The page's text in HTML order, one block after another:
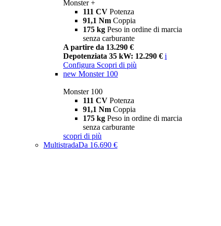
Monster +
111 CV Potenza
91,1 Nm Coppia
175 kg Peso in ordine di marcia
senza carburante
A partire da 13.290 €
Depotenziata 35 kW: 12.290 € i
Configura Scopri di più
new Monster 100
Monster 100
111 CV Potenza
91,1 Nm Coppia
175 kg Peso in ordine di marcia
senza carburante
scopri di più
MultistradaDa 16.690 €